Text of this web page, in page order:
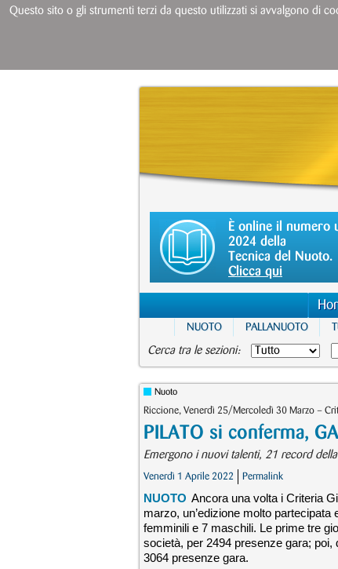
È online il numero
2024 della
Tecnica del Nuoto.
Clicca qui
NUOTO PALLANUOTO
Cerca tra le sezioni:
Nuoto
Riccione, Venerdì 25/Mercoledì 30 Marzo –
PILATO si conferma,
Emergono i nuovi talenti, 21 record
Venerdì 1 Aprile 2022 Permalink
NUOTO Ancora una volta i Criteria
marzo, un’edizione molto
femminili e 7 maschili. Le prime tre
società, per 2494 presenze gara;
3064 presenze gara.
Questo sito o gli strumenti terzi da questo utilizzati si avvalgono di